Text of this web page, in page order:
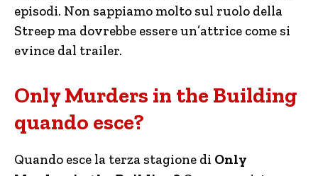
episodi. Non sappiamo molto sul ruolo della
Streep ma dovrebbe essere un’attrice come si
evince dal trailer.
Only Murders in the Building
quando esce?
Quando esce la terza stagione di Only